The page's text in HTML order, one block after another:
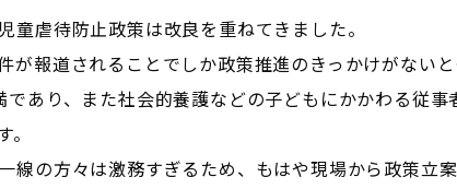
虐待防止政策は改良を重ねてきました。
報道されることでしか政策推進のきっかけがないと
あり、また社会的養護などの子どもにかかわる従
線の方々は激務すぎるため、もはや現場から政策立